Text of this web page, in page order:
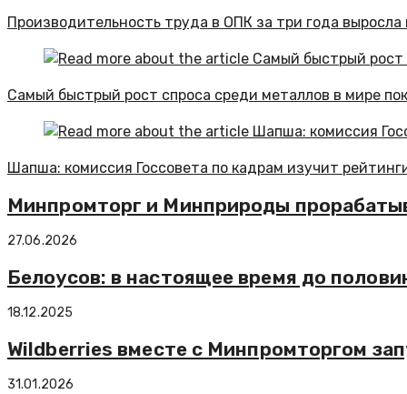
Производительность труда в ОПК за три года
Самый быстрый рост спроса среди металлов в мире
Шапша: комиссия Госсовета по кадрам изучит
Минпромторг и Минприроды
27.06.2026
Белоусов: в настоящее время до
18.12.2025
Wildberries вместе с Минпромторгом
31.01.2026